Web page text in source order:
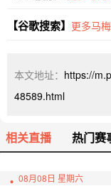
【谷歌搜索】 更多马
本文地址： https://
48589.html
相关直播 热门赛
08月08日 星期六